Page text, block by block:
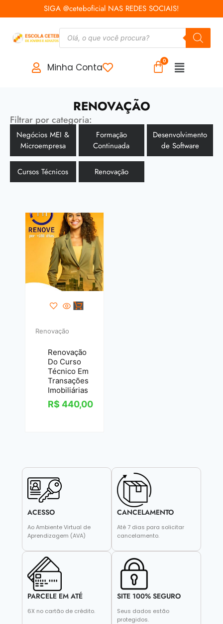
SIGA @ceteboficial NAS REDES SOCIAIS!
Minha Conta
RENOVAÇÃO
Filtrar por categoria:
Negócios MEI &
Microempresa
Formação
Continuada
Desenvolvimento
de Software
Cursos Técnicos Renovação
Renovação
Renovação
Do Curso
Técnico Em
Transações
Imobiliárias
R$ 440,00
ACESSO
Ao Ambiente Virtual de
Aprendizagem (AVA)
CANCELAMENTO
Até 7 dias para solicitar
cancelamento.
PARCELE EM ATÉ
6X no cartão de crédito.
SITE 100% SEGURO
Seus dados estão
protegidos.